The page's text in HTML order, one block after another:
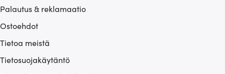
Palautus & reklamaatio
Ostoehdot
Tietoa meistä
Tietosuojakäytäntö